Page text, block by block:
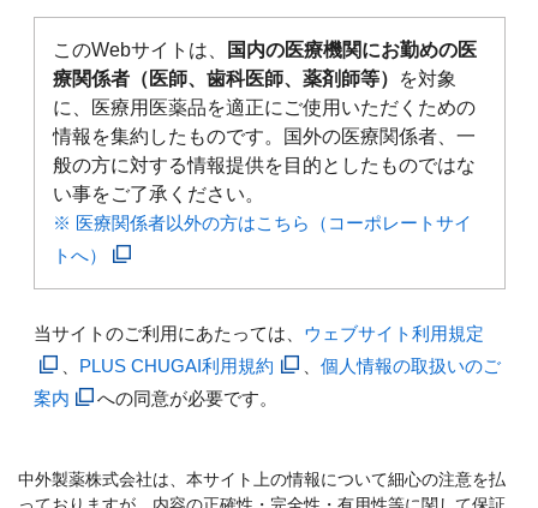
このWebサイトは、
国内の医療機関にお勤めの医
療関係者（医師、歯科医師、薬剤師等）
を対象
に、医療用医薬品を適正にご使用いただくための
情報を集約したものです。国外の医療関係者、一
般の方に対する情報提供を目的としたものではな
い事をご了承ください。
※ 医療関係者以外の方はこちら（コーポレートサイ
トへ）
当サイトのご利用にあたっては、 ウェブサイト利用規定
PLUS CHUGAI利用規約
個人情報の取扱いのご
案内
への同意が必要です。
中外製薬株式会社は、本サイト上の情報について細心の注意を払
っておりますが、内容の正確性・完全性・有用性等に関して保証